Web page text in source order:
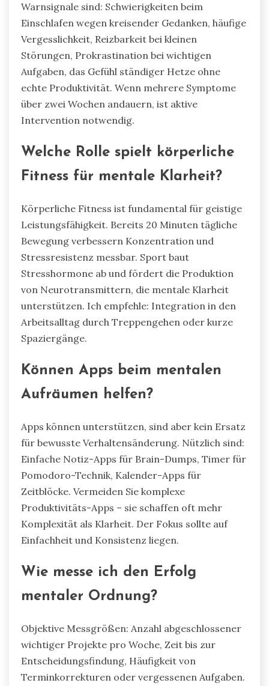
Warnsignale sind: Schwierigkeiten beim
Einschlafen wegen kreisender Gedanken, häufige
Vergesslichkeit, Reizbarkeit bei kleinen
Störungen, Prokrastination bei wichtigen
Aufgaben, das Gefühl ständiger Hetze ohne
echte Produktivität. Wenn mehrere Symptome
über zwei Wochen andauern, ist aktive
Intervention notwendig.
Welche Rolle spielt körperliche
Fitness für mentale Klarheit?
Körperliche Fitness ist fundamental für geistige
Leistungsfähigkeit. Bereits 20 Minuten tägliche
Bewegung verbessern Konzentration und
Stressresistenz messbar. Sport baut
Stresshormone ab und fördert die Produktion
von Neurotransmittern, die mentale Klarheit
unterstützen. Ich empfehle: Integration in den
Arbeitsalltag durch Treppengehen oder kurze
Spaziergänge.
Können Apps beim mentalen
Aufräumen helfen?
Apps können unterstützen, sind aber kein Ersatz
für bewusste Verhaltensänderung. Nützlich sind:
Einfache Notiz-Apps für Brain-Dumps, Timer für
Pomodoro-Technik, Kalender-Apps für
Zeitblöcke. Vermeiden Sie komplexe
Produktivitäts-Apps – sie schaffen oft mehr
Komplexität als Klarheit. Der Fokus sollte auf
Einfachheit und Konsistenz liegen.
Wie messe ich den Erfolg
mentaler Ordnung?
Objektive Messgrößen: Anzahl abgeschlossener
wichtiger Projekte pro Woche, Zeit bis zur
Entscheidungsfindung, Häufigkeit von
Terminkorrekturen oder vergessenen Aufgaben.